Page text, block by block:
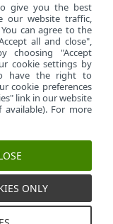
give you the best
our website traffic,
can agree to the
all and close",
choosing "Accept
cookie settings by
have the right to
cookie preferences
link in our website
For more
ONLY